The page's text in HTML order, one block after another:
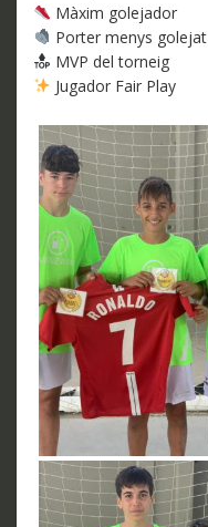
Màxim golejador
Porter menys golejat
MVP del torneig
Jugador Fair Play